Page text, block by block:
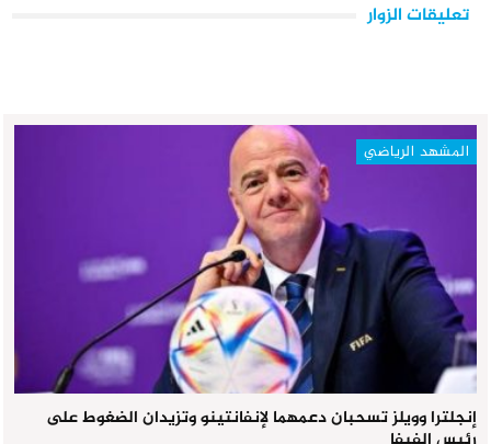
تعليقات الزوار
المشهد الرياضي
إنجلترا وويلز تسحبان دعمهما لإنفانتينو وتزيدان الضغوط على